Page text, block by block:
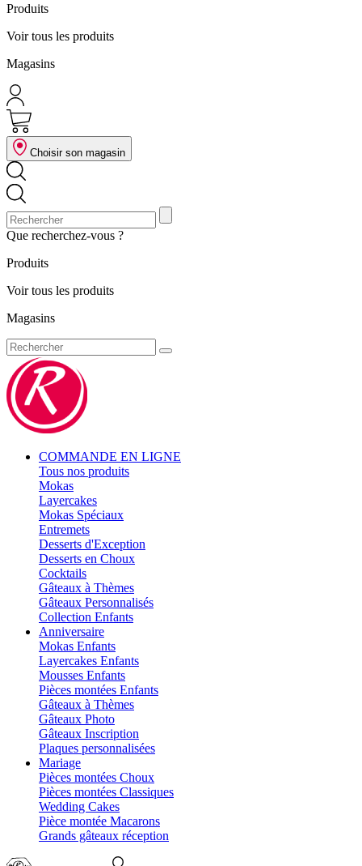
Produits
Voir tous les produits
Magasins
Choisir son magasin
Que recherchez-vous ?
Produits
Voir tous les produits
Magasins
COMMANDE EN LIGNE
Tous nos produits
Mokas
Layercakes
Mokas Spéciaux
Entremets
Desserts d'Exception
Desserts en Choux
Cocktails
Gâteaux à Thèmes
Gâteaux Personnalisés
Collection Enfants
Anniversaire
Mokas Enfants
Layercakes Enfants
Mousses Enfants
Pièces montées Enfants
Gâteaux à Thèmes
Gâteaux Photo
Gâteaux Inscription
Plaques personnalisées
Mariage
Pièces montées Choux
Pièces montées Classiques
Wedding Cakes
Pièce montée Macarons
Grands gâteaux réception